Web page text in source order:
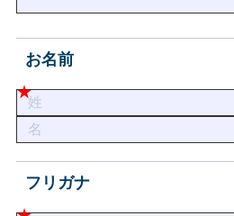
お名前
フリガナ